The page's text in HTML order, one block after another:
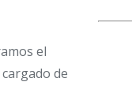
el
de